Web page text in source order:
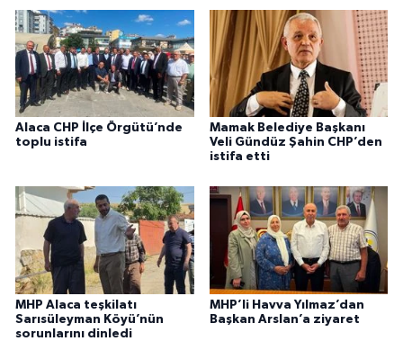
Alaca CHP İlçe Örgütü’nde
toplu istifa
Mamak Belediye Başkanı
Veli Gündüz Şahin CHP’den
istifa etti
MHP Alaca teşkilatı
Sarısüleyman Köyü’nün
sorunlarını dinledi
MHP’li Havva Yılmaz’dan
Başkan Arslan’a ziyaret